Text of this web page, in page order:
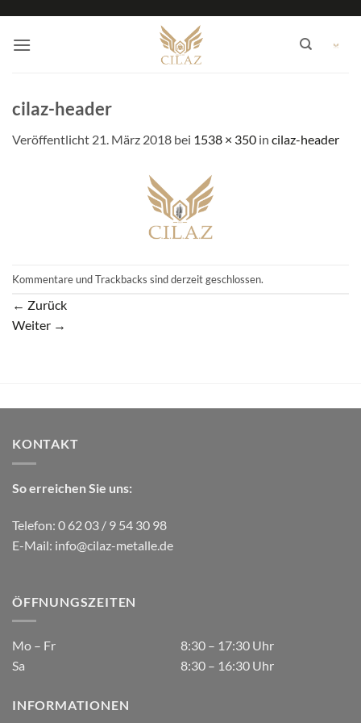
springen
cilaz-header
Veröffentlicht 21. März 2018 bei 1538 × 350 in cilaz-header
Kommentare und Trackbacks sind derzeit geschlossen.
← Zurück
Weiter →
KONTAKT
So erreichen Sie uns:
Telefon: 0 62 03 / 9 54 30 98
E-Mail: info@cilaz-metalle.de
ÖFFNUNGSZEITEN
Mo – Fr
8:30 – 17:30 Uhr
Sa
8:30 – 16:30 Uhr
INFORMATIONEN